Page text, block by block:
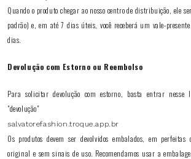
Quando o produto chegar ao nosso centro de distribuição, ele
padrão) e, em até 7 dias úteis, você receberá um vale-
dias.
Devolução com Estorno ou Reembolso
Para solicitar devolução com estorno, basta entrar nesse
"devolução"
salvatorefashion.troque.app.br
Os produtos devem ser devolvidos embalados, em perfeitas
original e sem sinais de uso. Recomendamos usar a